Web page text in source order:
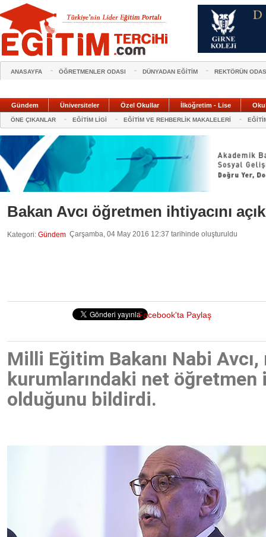
ANASAYFA ÖĞRETMENLER ODASI DÜNYADAN EĞİTİM REKTÖRÜN
Gündem Üniversiteler Özel Okullar İlköğretim - Lise
ÖNE ÇIKANLAR EĞİTİM LİGİ EĞİTİM VE REHBERLİK MAKALELERİ
Bakan Avcı öğretmen ihtiyacını
Kategori: Gündem Çarşamba, 04 May 2016 12:37 tarihinde oluşturuldu
Facebook'ta Paylaş
Milli Eğitim Bakanı Nabi
kurumlarındaki net öğretmen
olduğunu bildirdi.